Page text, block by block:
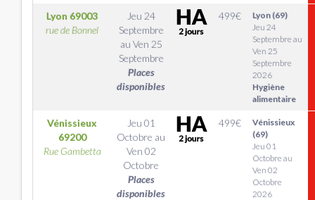
Lyon 69003
rue de Bonnel
Jeu 24
Septembre
au Ven 25
Septembre
Places
disponibles
499€
Lyon (69)
Jeu 24
Septembre au
Ven 25
Septembre
2026
Hygiène
alimentaire
Vénissieux
69200
Rue Gambetta
Jeu 01
Octobre au
Ven 02
Octobre
Places
disponibles
499€
Vénissieux
(69)
Jeu 01
Octobre au
Ven 02
Octobre
2026